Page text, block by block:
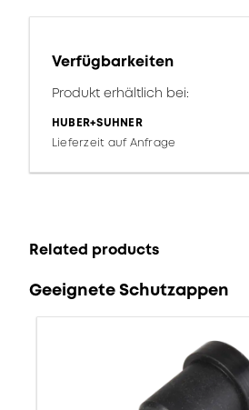
Verfügbarkeiten
Produkt erhältlich bei:
HUBER+SUHNER
Lieferzeit auf Anfrage
Related products
Geeignete Schutzappen